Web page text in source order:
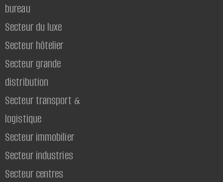
bureau
Secteur du luxe
Secteur hôtelier
Secteur grande
distribution
Secteur transport &
logistique
Secteur immobilier
Secteur industries
Secteur centres